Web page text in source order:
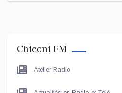
L'Association Zé Run pour le
Chiconi FM
Atelier Radio